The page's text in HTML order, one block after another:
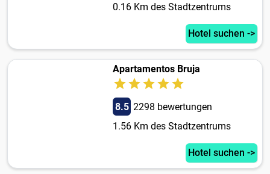
0.16 Km des Stadtzentrums
Hotel suchen ->
Apartamentos Bruja
8.5 2298 bewertungen
1.56 Km des Stadtzentrums
Hotel suchen ->